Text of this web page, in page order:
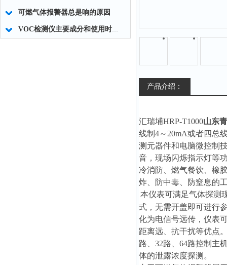
可燃气体报警器总是响的原因
VOC检测仪主要成分和使用时应注意事项
产品介绍：
汇瑞埔HRP-T1000山东
线制4～20mA或者四总
测元器件和电脑微控制
音，现场闪烁指示灯等
冷消防、燃气餐饮、橡
炸、防中毒、防窒息的
本仪表可满足气体探测
式，无需开盖即可进行
化为电信号远传，仪表
距离远、抗干扰等优点
路、32路、64路控制主
体的泄露浓度探测。